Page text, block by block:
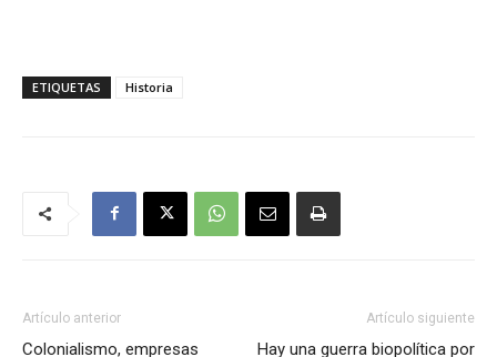
ETIQUETAS Historia
Artículo anterior
Colonialismo, empresas
Artículo siguiente
Hay una guerra biopolítica por